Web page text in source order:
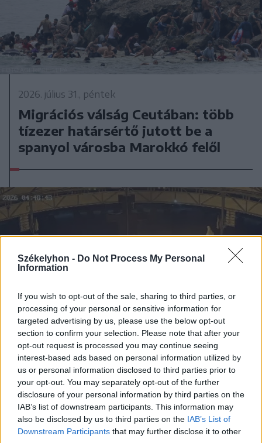
Székelyhon - Do Not Process My Personal
Information
If you wish to opt-out of the sale, sharing to third parties, or
processing of your personal or sensitive information for
targeted advertising by us, please use the below opt-out
section to confirm your selection. Please note that after your
opt-out request is processed you may continue seeing
interest-based ads based on personal information utilized by
us or personal information disclosed to third parties prior to
your opt-out. You may separately opt-out of the further
disclosure of your personal information by third parties on the
IAB’s list of downstream participants. This information may
also be disclosed by us to third parties on the IAB’s List of
Downstream Participants that may further disclose it to other
2026. július 31., péntek
Migrációs válság Ceutában: több
tízezer határsértő jutott be a
spanyol városba Marokkó felől
2026. július 28., kedd
Szentségtörő üzenetek és
vandalizmus a medjugorjei Mária-
szobornál – térfigyelő rögzítette a